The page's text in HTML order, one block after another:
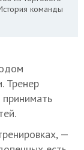
команды
Тренер
—